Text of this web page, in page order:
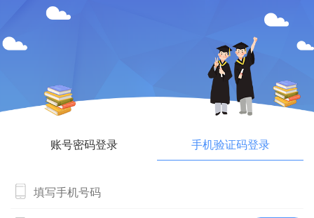
账号密码登录 手机验证码登录